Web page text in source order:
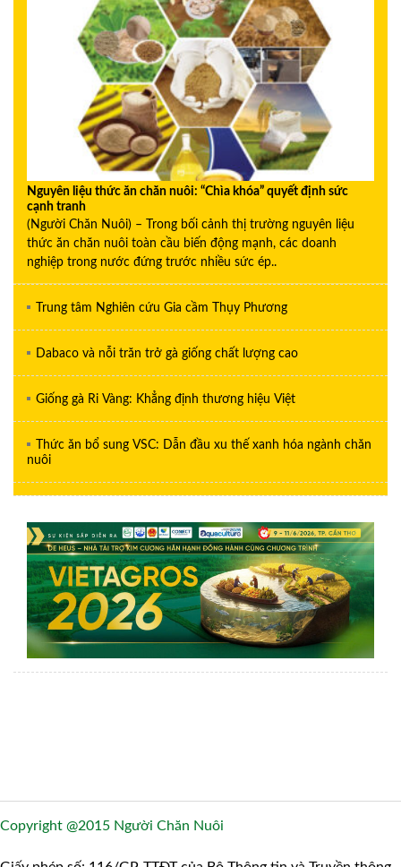
Nguyên liệu thức ăn chăn nuôi: “Chìa khóa” quyết định sức
cạnh tranh
(Người Chăn Nuôi) – Trong bối cảnh thị trường nguyên liệu
thức ăn chăn nuôi toàn cầu biến động mạnh, các doanh
nghiệp trong nước đứng trước nhiều sức ép..
Trung tâm Nghiên cứu Gia cầm Thụy Phương
Dabaco và nỗi trăn trở gà giống chất lượng cao
Giống gà Ri Vàng: Khẳng định thương hiệu Việt
Thức ăn bổ sung VSC: Dẫn đầu xu thế xanh hóa ngành chăn
nuôi
Copyright @2015 Người Chăn Nuôi